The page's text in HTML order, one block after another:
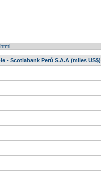
- Scotiabank Perú S.A.A (miles US$)